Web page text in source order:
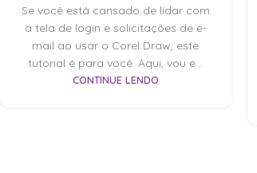
Se você está cansado de lidar com
a tela de login e solicitações de e-
mail ao usar o Corel Draw, este
tutorial é para você. Aqui, vou e...
CONTINUE LENDO